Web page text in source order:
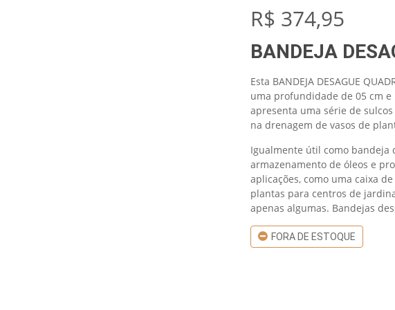
R$ 374,95
BANDEJA
Esta BANDEJA DESAGUE
uma profundidade de 05 cm
apresenta uma série de
na drenagem de vasos de
Igualmente útil como bandeja
armazenamento de óleos e
aplicações, como uma caixa
plantas para centros de
apenas algumas. Bandejas
FORA DE ESTOQUE